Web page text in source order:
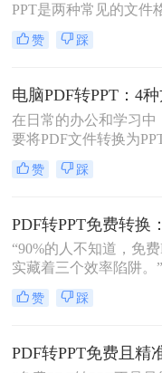
PPT是两种常见的文件
件因其跨平台性和不易
欢迎，而PPT则因其强
要将PDF文件转换为
进行编辑、修改或演示
转换成ppt呢？本文将
PDF转换为PPT的方法
实现文件格式的转换。
赞 踩
在日常的办公和学习中
要将PDF文件转换为
更好地进行演示和编辑
何PDF转PPT呢？以下
赞 踩
“90%的人不知道，免
实藏着三个效率陷阱。
理20+份文档的办公博
多人被“免费转换”的
要么扫描版PDF转完还
更有甚者因为文件包含
赞 踩